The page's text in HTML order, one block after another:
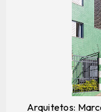
Arquitetos: